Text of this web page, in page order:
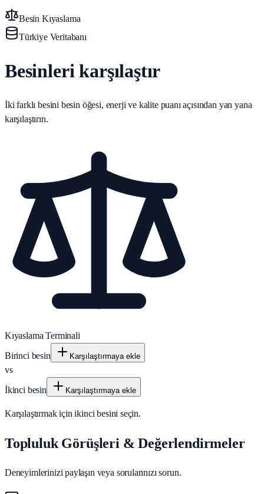
Besin Kıyaslama
Türkiye Veritabanı
Besinleri karşılaştır
İki farklı besini besin öğesi, enerji ve kalite puanı açısından yan yana
karşılaştırın.
Kıyaslama Terminali
Birinci besin
Karşılaştırmaya ekle
vs
İkinci besin
Karşılaştırmaya ekle
Karşılaştırmak için ikinci besini seçin.
Topluluk Görüşleri & Değerlendirmeler
Deneyimlerinizi paylaşın veya sorularınızı sorun.